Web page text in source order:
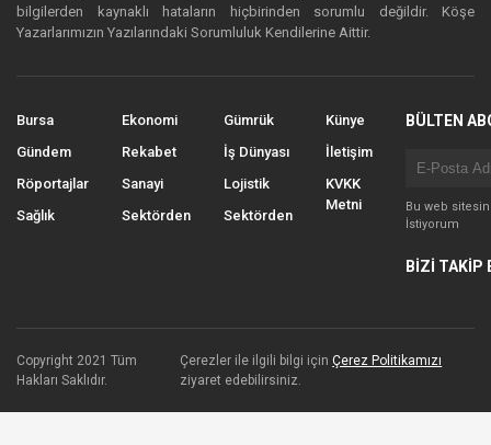
bilgilerden kaynaklı hataların hiçbirinden sorumlu değildir. Köşe
Yazarlarımızın Yazılarındaki Sorumluluk Kendilerine Aittir.
Bursa
Gündem
Röportajlar
Sağlık
Ekonomi
Rekabet
Sanayi
Sektörden
Gümrük
İş Dünyası
Lojistik
Sektörden
Künye
İletişim
KVKK
Metni
BÜLTEN
Bu web
İstiyorum
BİZİ TAKİP
Copyright 2021 Tüm
Hakları Saklıdır.
Çerezler ile ilgili bilgi içinÇerez Politikamızı
ziyaret edebilirsiniz.